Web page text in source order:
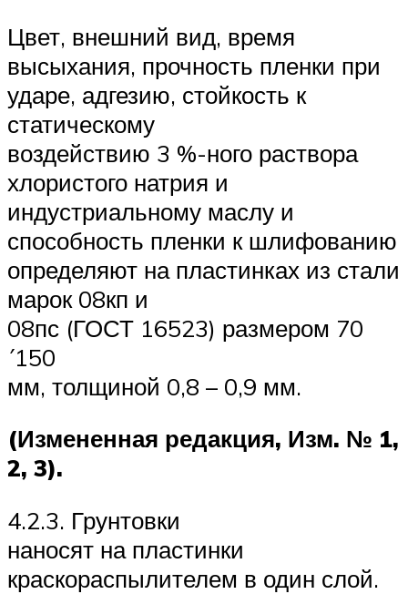
Цвет, внешний вид, время
высыхания, прочность пленки при
ударе, адгезию, стойкость к
статическому
воздействию 3 %-ного раствора
хлористого натрия и
индустриальному маслу и
способность пленки к шлифованию
определяют на пластинках из стали
марок 08кп и
08пс (ГОСТ 16523) размером 70
´150
мм, толщиной 0,8 – 0,9 мм.
(Измененная редакция, Изм. № 1,
2, 3).
4.2.3. Грунтовки
наносят на пластинки
краскораспылителем в один слой.